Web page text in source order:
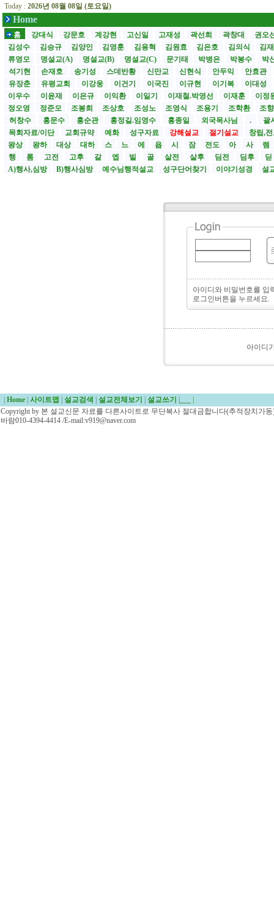
Today : 2026년 08월 08일 (토요일)
Home
홈 강대식 강문호 계강현 고신일 고재성 곽선희 곽창대
권오
김성수
김승규 김양인 김영훈 김용혁 김원효 김은호 김의식
김
류영모
명설교(A) 명설교(B) 명설교(C) 문기태 박병은 박봉수
박
석기현
손재호 송기성 스데반황 신만교 신현식 안두익
안효관
유장춘
유평교회 이강웅 이건기 이국진 이규현 이기복
이대성
이우수
이윤재 이은규 이익환 이일기 이재철.박영선 이재훈
이정
정오영
정준모 조봉희 조상호 조성노 조영식 조용기 조학환
조
허창수
홍문수 홍순관 홍정길.임영수 홍종일 외국목사님 .
괄
목회자료/이단
교회규약 예화 성구자료 강해설교 절기설교
창립,
왕상
왕하 대상 대하 스 느 에 욥 시 잠 전도 아 사
렘
행
롬 고전 고후 갈 엡 빌 골 살전 살후 딤전 딤후
딛
A)행사,심방
B)행사심방 예수님행적설교 성구단어찾기 이야기성경 설
아이디와 비밀번호를 입
로그인버튼을 누르세요.
아이디
Home 사이트맵 설교검색 설교전체보기 설교쓰기
Copyright by 본 설교신문 자료를 다른사이트로 무단복사 절대금합니다(추적장치가
바람010-4394-4414 /E-mail:v919@naver.com